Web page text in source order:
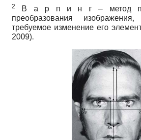
2
В а р п и н г – метод
преобразования изображения,
требуемое изменение его
2009).